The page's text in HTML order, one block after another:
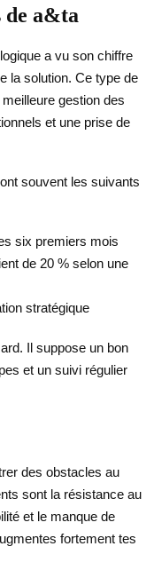
de a&ta
a vu son chiffre
la solution. Ce type de
gestion des
et une prise de
souvent les suivants
six premiers mois
de 20 % selon une
stratégique
Il suppose un bon
et un suivi régulier
des obstacles au
sont la résistance au
et le manque de
fortement tes